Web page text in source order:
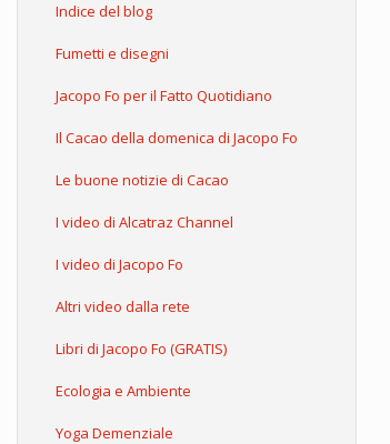
Indice del blog
Fumetti e disegni
Jacopo Fo per il Fatto Quotidiano
Il Cacao della domenica di Jacopo Fo
Le buone notizie di Cacao
I video di Alcatraz Channel
I video di Jacopo Fo
Altri video dalla rete
Libri di Jacopo Fo (GRATIS)
Ecologia e Ambiente
Yoga Demenziale